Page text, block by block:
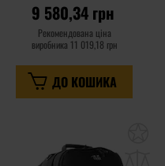
9 580,34 грн
Рекомендована ціна
виробника 11 019,18 грн
ДО КОШИКА